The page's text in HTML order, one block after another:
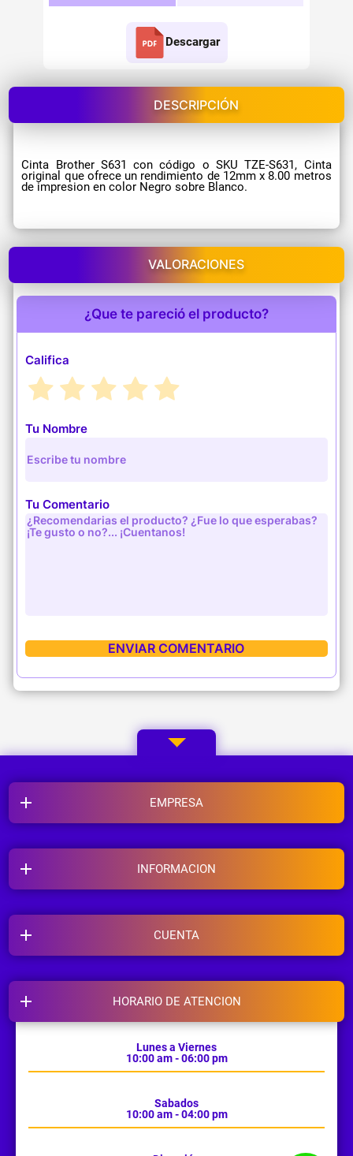
Descargar
DESCRIPCIÓN
Cinta Brother S631 con código o SKU TZE-S631, Cinta
original que ofrece un rendimiento de 12mm x 8.00 metros
de impresion en color Negro sobre Blanco.
VALORACIONES
¿Que te pareció el producto?
Califica
Tu Nombre
Tu Comentario
EMPRESA
INFORMACION
HORARIO DE ATENCION
Lunes a Viernes
10:00 am - 06:00 pm
Sabados
10:00 am - 04:00 pm
CUENTA